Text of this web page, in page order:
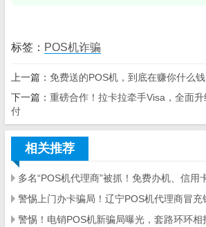
标签： POS机诈骗
上一篇： 免费送的POS机，到底在赚你什么钱
下一篇： 重磅合作！拉卡拉牵手Visa，全面
付
相关推荐
警惕！电销POS机新骗局曝光，套路环环